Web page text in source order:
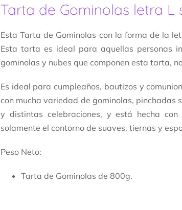
Tarta de Gominolas letra L
Esta Tarta de Gominolas con la forma de la
Esta tarta es ideal para aquellas personas
gominolas y nubes que componen esta tarta,
Es ideal para cumpleaños, bautizos y
con mucha variedad de gominolas, pinchadas
y distintas celebraciones, y está hecha con
solamente el contorno de suaves, tiernas y
Peso Neto:
Tarta de Gominolas de 800g.